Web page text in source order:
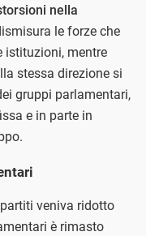
nella
le forze che
istituzioni, mentre
stessa direzione si
gruppi parlamentari,
e in parte in
veniva ridotto
è rimasto